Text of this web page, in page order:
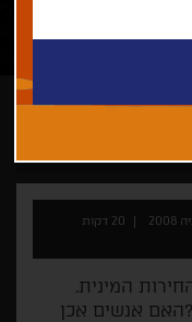
20 דקות
המינית.
אנשים אכן